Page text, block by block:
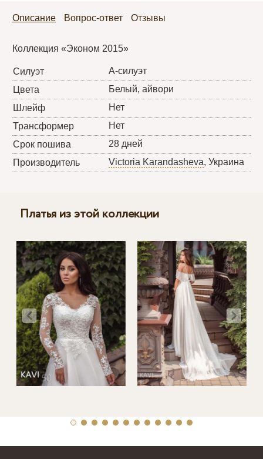
Описание Вопрос-ответ Отзывы
Коллекция «Эконом 2015»
Силуэт
А-силуэт
Цвета
Белый, айвори
Шлейф
Нет
Трансформер
Нет
Срок пошива
28 дней
Производитель
Victoria Karandasheva, Украина
Платья из этой коллекции